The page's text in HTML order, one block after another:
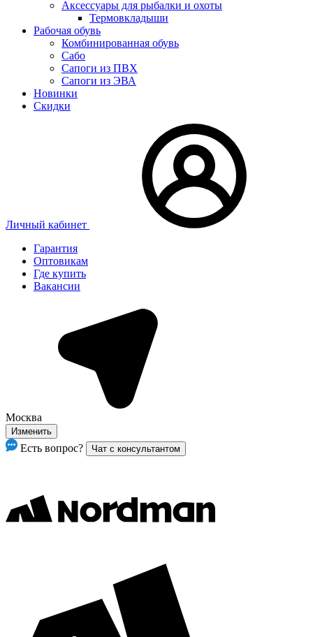
Аксессуары для рыбалки и охоты
Термовкладыши
Рабочая обувь
Комбинированная обувь
Сабо
Сапоги из ПВХ
Сапоги из ЭВА
Новинки
Скидки
Личный кабинет
Гарантия
Оптовикам
Где купить
Вакансии
Москва
Изменить
Есть вопрос? Чат с консультантом